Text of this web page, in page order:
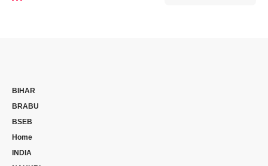
BIHAR
BRABU
BSEB
Home
INDIA